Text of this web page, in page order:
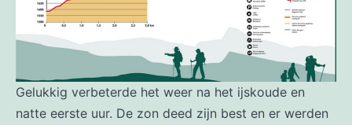
Gelukkig verbeterde het weer na het ijskoude en
natte eerste uur. De zon deed zijn best en er werden